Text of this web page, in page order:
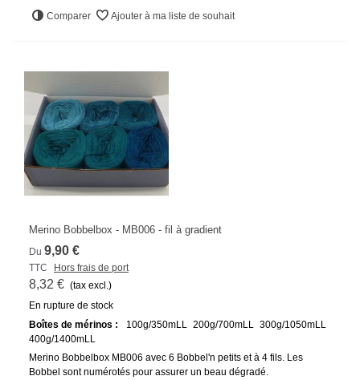
Comparer Ajouter à ma liste de souhait
Merino Bobbelbox - MB006 - fil à gradient
Du 9,90 €
TTC Hors frais de port
8,32 € (tax excl.)
En rupture de stock
Boîtes de mérinos :
100g/350mLL 200g/700mLL 300g/1050mLL
400g/1400mLL
Merino Bobbelbox MB006 avec 6 Bobbel'n petits et à 4 fils. Les
Bobbel sont numérotés pour assurer un beau dégradé.